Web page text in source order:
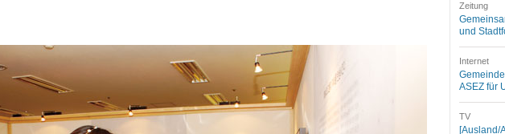
Zeitung
und
Internet
ASEZ für
TV
[Ausland/